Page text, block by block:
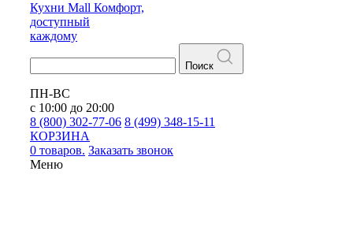
Кухни Mall Комфорт,
доступный
каждому
Поиск
ПН-ВС
с 10:00 до 20:00
8 (800) 302-77-06 8 (499) 348-15-11
КОРЗИНА
0 товаров. Заказать звонок
Меню